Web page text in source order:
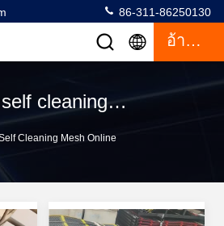
86-311-86250130
อ้างอิง
Keywords [ self cleaning mesh ] Match 141 ผลิตภัณฑ์
Cleaning Mesh Online